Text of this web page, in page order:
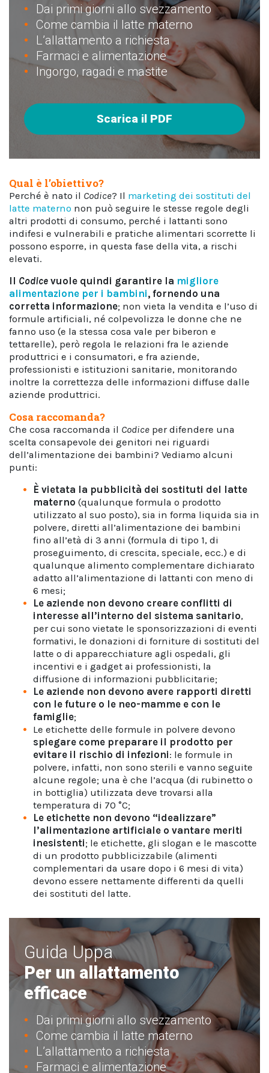
Dai primi giorni allo svezzamento
Come cambia il latte materno
L’allattamento a richiesta
Farmaci e alimentazione
Ingorgo, ragadi e mastite
Scarica il PDF
Qual è l’obiettivo?
Perché è nato il Codice? Il marketing dei sostituti del
latte materno non può seguire le stesse regole degli
altri prodotti di consumo, perché i lattanti sono
indifesi e vulnerabili e pratiche alimentari scorrette li
possono esporre, in questa fase della vita, a rischi
elevati.
Il Codice vuole quindi garantire la migliore
alimentazione per i bambini, fornendo una
corretta informazione; non vieta la vendita e l’uso di
formule artificiali, né colpevolizza le donne che ne
fanno uso (e la stessa cosa vale per biberon e
tettarelle), però regola le relazioni fra le aziende
produttrici e i consumatori, e fra aziende,
professionisti e istituzioni sanitarie, monitorando
inoltre la correttezza delle informazioni diffuse dalle
aziende produttrici.
Cosa raccomanda?
Che cosa raccomanda il Codice per difendere una
scelta consapevole dei genitori nei riguardi
dell’alimentazione dei bambini? Vediamo alcuni
punti:
È vietata la pubblicità dei sostituti del latte
materno (qualunque formula o prodotto
utilizzato al suo posto), sia in forma liquida sia in
polvere, diretti all’alimentazione dei bambini
fino all’età di 3 anni (formula di tipo 1, di
proseguimento, di crescita, speciale, ecc.) e di
qualunque alimento complementare dichiarato
adatto all’alimentazione di lattanti con meno di
6 mesi;
Le aziende non devono creare conflitti di
interesse all’interno del sistema sanitario,
per cui sono vietate le sponsorizzazioni di eventi
formativi, le donazioni di forniture di sostituti del
latte o di apparecchiature agli ospedali, gli
incentivi e i gadget ai professionisti, la
diffusione di informazioni pubblicitarie;
Le aziende non devono avere rapporti diretti
con le future o le neo-mamme e con le
famiglie;
Le etichette delle formule in polvere devono
spiegare come preparare il prodotto per
evitare il rischio di infezioni: le formule in
polvere, infatti, non sono sterili e vanno seguite
alcune regole; una è che l’acqua (di rubinetto o
in bottiglia) utilizzata deve trovarsi alla
temperatura di 70 °C;
Le etichette non devono “idealizzare”
l’alimentazione artificiale o vantare meriti
inesistenti; le etichette, gli slogan e le mascotte
di un prodotto pubblicizzabile (alimenti
complementari da usare dopo i 6 mesi di vita)
devono essere nettamente differenti da quelli
dei sostituti del latte.
Guida Uppa
Per un allattamento
efficace
Dai primi giorni allo svezzamento
Come cambia il latte materno
L’allattamento a richiesta
Farmaci e alimentazione